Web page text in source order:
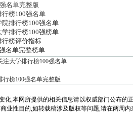
名单完整版
榜100强名单
排行榜100强名单
排行榜100强榜单
行榜评价指标
名单完整榜单
注大学排行榜100强名单
行榜100强名单完整版
化,本网所提供的相关信息请以权威部门公布的
业性目的,如转载稿涉及版权等问题,请在两周内